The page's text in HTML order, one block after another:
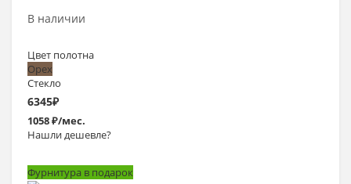
В наличии
Цвет полотна
Орех
Стекло
6345₽
1058 ₽/мес.
Нашли дешевле?
Фурнитура в подарок